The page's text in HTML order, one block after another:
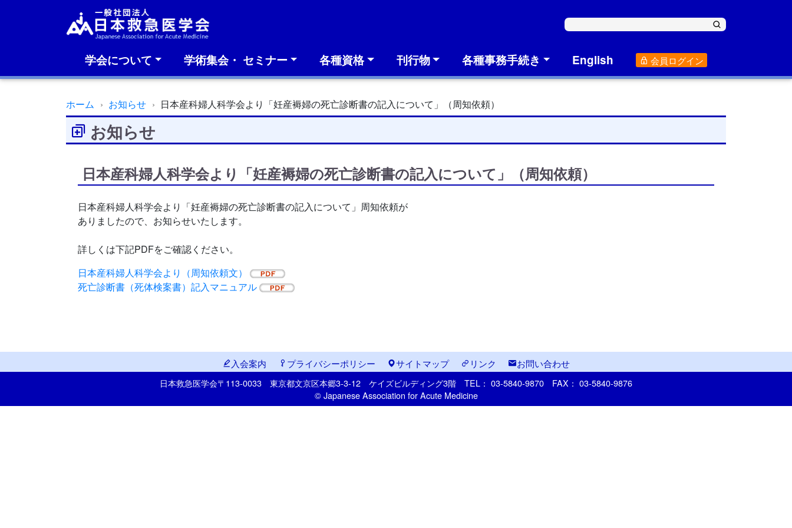
学会について 学術集会・ セミナー 各種資格 刊行物 各種事務手続き English 会員ログイン
ホーム お知らせ 日本産科婦人科学会より「妊産褥婦の死亡診断書の記入について」（周知依頼）
お知らせ
日本産科婦人科学会より「妊産褥婦の死亡診断書の記入について」（周知依頼）
日本産科婦人科学会より「妊産褥婦の死亡診断書の記入について」周知依頼が
ありましたので、お知らせいたします。
詳しくは下記PDFをご確認ください。
日本産科婦人科学会より（周知依頼文）
死亡診断書（死体検案書）記入マニュアル
入会案内 プライバシーポリシー サイトマップ リンク お問い合わせ
日本救急医学会〒113-0033 東京都文京区本郷3-3-12 ケイズビルディング3階 TEL： 03-5840-9870 FAX： 03-5840-9876
© Japanese Association for Acute Medicine